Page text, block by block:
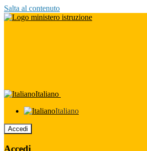
Salta al contenuto
Italiano
Italiano
Accedi
Accedi